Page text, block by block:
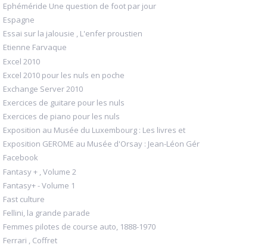
Ephéméride Une question de foot par jour
Espagne
Essai sur la jalousie , L'enfer proustien
Etienne Farvaque
Excel 2010
Excel 2010 pour les nuls en poche
Exchange Server 2010
Exercices de guitare pour les nuls
Exercices de piano pour les nuls
Exposition au Musée du Luxembourg : Les livres et
Exposition GEROME au Musée d'Orsay : Jean-Léon Gér
Facebook
Fantasy + , Volume 2
Fantasy+ - Volume 1
Fast culture
Fellini, la grande parade
Femmes pilotes de course auto, 1888-1970
Ferrari , Coffret